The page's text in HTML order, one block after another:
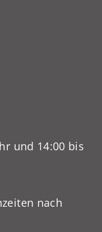
und 14:00 bis
nach